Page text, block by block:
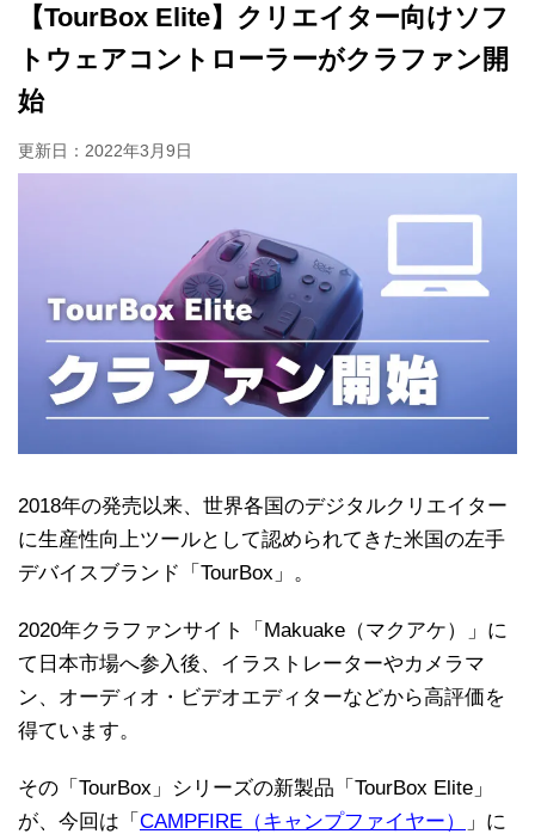
【TourBox Elite】クリエイター向けソフ
トウェアコントローラーがクラファン開
始
更新日： 2022年3月9日
2018年の発売以来、世界各国のデジタルクリエイター
に生産性向上ツールとして認められてきた米国の左手
デバイスブランド「TourBox」。
2020年クラファンサイト「Makuake（マクアケ）」に
て日本市場へ参入後、イラストレーターやカメラマ
ン、オーディオ・ビデオエディターなどから高評価を
得ています。
その「TourBox」シリーズの新製品「TourBox Elite」
が、今回は「 CAMPFIRE（キャンプファイヤー）
」に